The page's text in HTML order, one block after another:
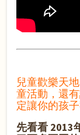
兒童歡樂天
童活動，還
定讓你的孩
先看看 2013